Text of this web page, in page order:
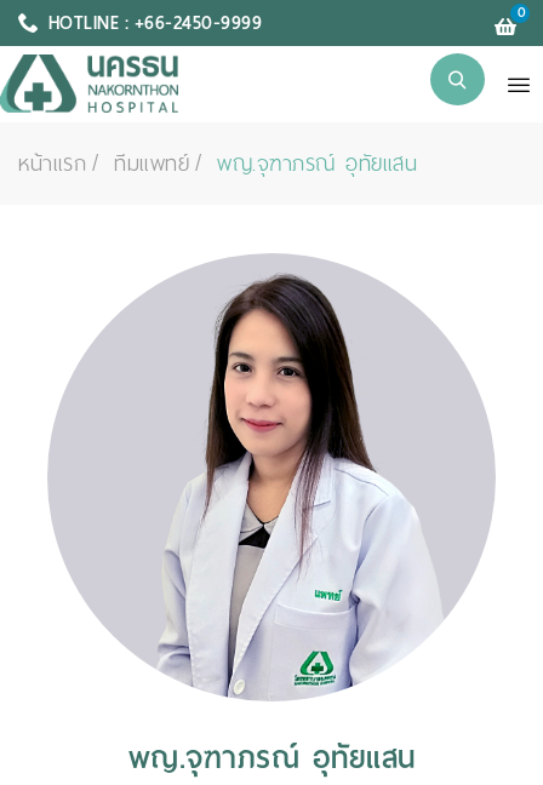
HOTLINE : +66-2450-9999 0
หน้าแรก ทีมแพทย์ พญ.จุฑาภรณ์ อุทัยแสน
พญ.จุฑาภรณ์ อุทัยแสน